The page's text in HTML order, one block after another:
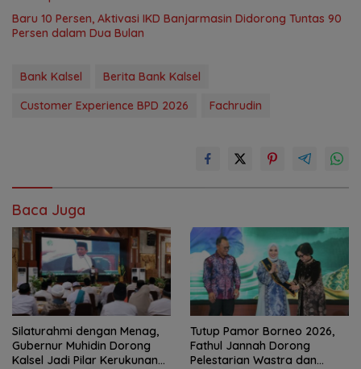
Baru 10 Persen, Aktivasi IKD Banjarmasin Didorong Tuntas 90
Persen dalam Dua Bulan
Bank Kalsel
Berita Bank Kalsel
Customer Experience BPD 2026
Fachrudin
Baca Juga
Silaturahmi dengan Menag,
Gubernur Muhidin Dorong
Kalsel Jadi Pilar Kerukunan
Tutup Pamor Borneo 2026,
Fathul Jannah Dorong
Pelestarian Wastra dan